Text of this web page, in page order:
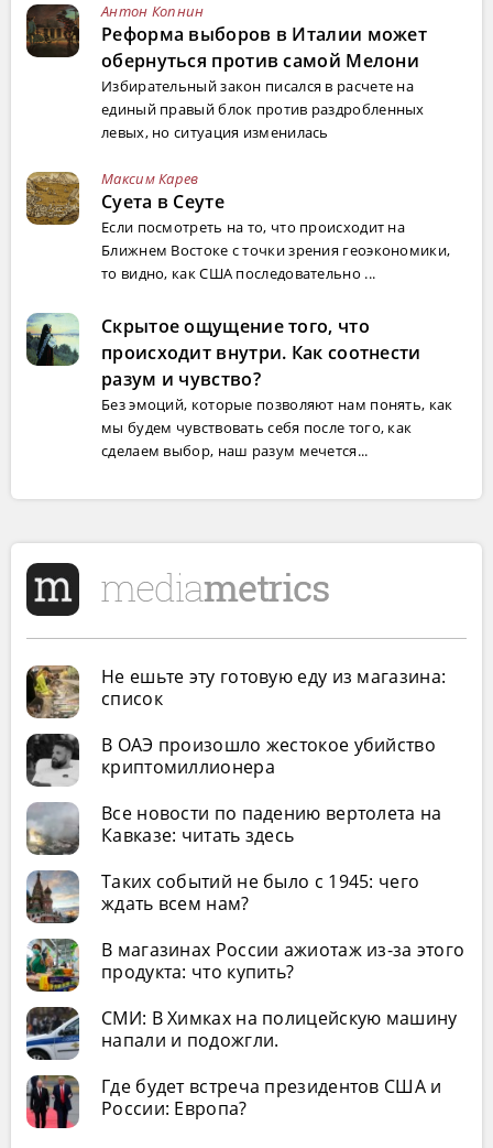
Антон Копнин
Реформа выборов в Италии может
обернуться против самой Мелони
Избирательный закон писался в расчете на
единый правый блок против раздробленных
левых, но ситуация изменилась
Максим Карев
Суета в Сеуте
Если посмотреть на то, что происходит на
Ближнем Востоке с точки зрения геоэкономики,
то видно, как США последовательно ...
Скрытое ощущение того, что
происходит внутри. Как соотнести
разум и чувство?
Без эмоций, которые позволяют нам понять, как
мы будем чувствовать себя после того, как
сделаем выбор, наш разум мечется...
Не ешьте эту готовую еду из магазина:
список
В ОАЭ произошло жестокое убийство
криптомиллионера
Все новости по падению вертолета на
Кавказе: читать здесь
Таких событий не было с 1945: чего
ждать всем нам?
В магазинах России ажиотаж из-за этого
продукта: что купить?
СМИ: В Химках на полицейскую машину
напали и подожгли.
Где будет встреча президентов США и
России: Европа?